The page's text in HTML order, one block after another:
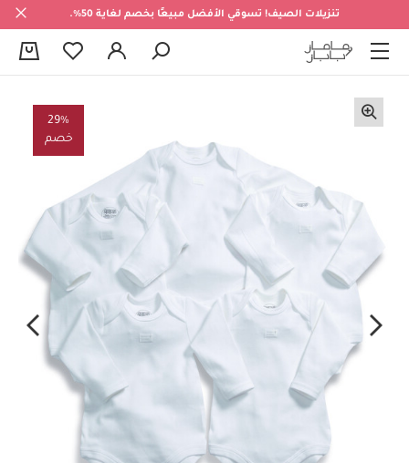
تنزيلات الصيف! تسوقي الأفضل مبيعًا بخصم لغاية 50%.
29%
خصم